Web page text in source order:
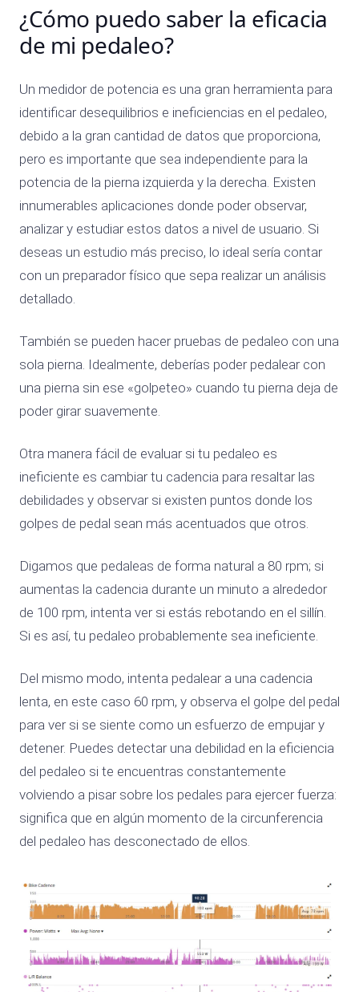
¿Cómo puedo saber la eficacia
de mi pedaleo?
Un medidor de potencia es una gran herramienta para
identificar desequilibrios e ineficiencias en el pedaleo,
debido a la gran cantidad de datos que proporciona,
pero es importante que sea independiente para la
potencia de la pierna izquierda y la derecha. Existen
innumerables aplicaciones donde poder observar,
analizar y estudiar estos datos a nivel de usuario. Si
deseas un estudio más preciso, lo ideal sería contar
con un preparador físico que sepa realizar un análisis
detallado.
También se pueden hacer pruebas de pedaleo con una
sola pierna. Idealmente, deberías poder pedalear con
una pierna sin ese «golpeteo» cuando tu pierna deja de
poder girar suavemente.
Otra manera fácil de evaluar si tu pedaleo es
ineficiente es cambiar tu cadencia para resaltar las
debilidades y observar si existen puntos donde los
golpes de pedal sean más acentuados que otros.
Digamos que pedaleas de forma natural a 80 rpm; si
aumentas la cadencia durante un minuto a alrededor
de 100 rpm, intenta ver si estás rebotando en el sillín.
Si es así, tu pedaleo probablemente sea ineficiente.
Del mismo modo, intenta pedalear a una cadencia
lenta, en este caso 60 rpm, y observa el golpe del pedal
para ver si se siente como un esfuerzo de empujar y
detener. Puedes detectar una debilidad en la eficiencia
del pedaleo si te encuentras constantemente
volviendo a pisar sobre los pedales para ejercer fuerza:
significa que en algún momento de la circunferencia
del pedaleo has desconectado de ellos.